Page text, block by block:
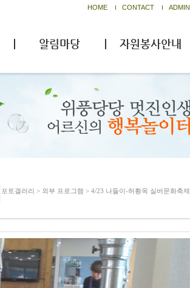
HOME CONTACT ADMIN
알림마당 자원봉사안내
포토갤러리 > 외부 프로그램 > 4/23 나들이-허황옥 실버문화축제